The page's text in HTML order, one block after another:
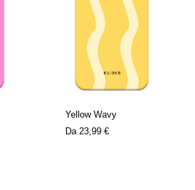
Yellow Wavy
Da 23,99 €